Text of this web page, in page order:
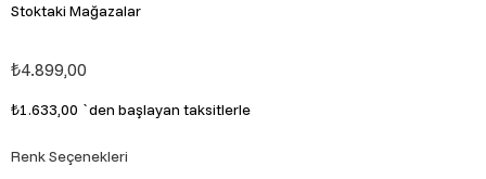
Stoktaki Mağazalar
₺4.899,00
₺1.633,00 `den başlayan taksitlerle
Renk Seçenekleri